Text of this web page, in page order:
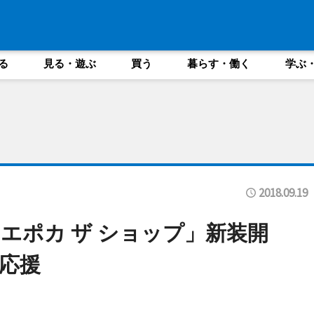
見る・遊ぶ 買う 暮らす・働く 学ぶ
2018.09.19
ポカ ザ ショップ」新装開
援